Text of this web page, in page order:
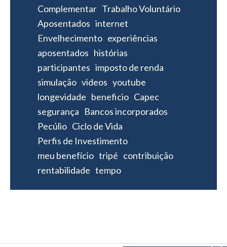
Complementar Trabalho Voluntário
Aposentados internet
Envelhecimento experiências
aposentados histórias
participantes imposto de renda
simulação videos youtube
longevidade beneficio Capec
segurança Bancos incorporados
Pecúlio Ciclo de Vida
Perfis de Investimento
meu benefício tripé contribuição
rentabilidade tempo